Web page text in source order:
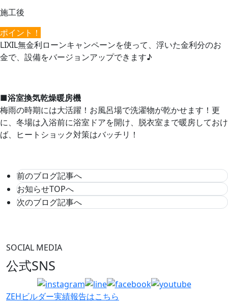
施工後
ポイント！
LIXIL無金利ローンキャンペーンを使って、浮いた金利分のお
金で、設備をバージョンアップできます♪
■浴室換気乾燥暖房機
梅雨の時期には大活躍！お風呂場で洗濯物が乾かせます！更
に、冬場は入浴前に浴室ドアを開け、脱衣室まで暖房しておけ
ば、ヒートショック対策はバッチリ！
前のブログ記事へ
お知らせTOPへ
次のブログ記事へ
SOCIAL MEDIA
公式SNS
ZEHビルダー実績報告はこちら